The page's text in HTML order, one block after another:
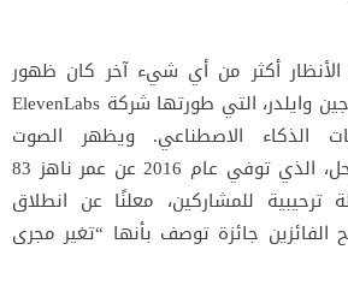
أكثر من أي شيء آخر كان ظهور
نسخة رقمية من صوت جين وايلدر، التي طورتها شركة ElevenLabs
الذكاء الاصطناعي. ويظهر الصوت
الاصطناعي للممثل الراحل، الذي توفي عام 2016 عن عمر ناهز 83
ترحيبية للمشاركين، معلنًا عن انطلاق
الفائزين جائزة توصف بأنها “تغير مجرى